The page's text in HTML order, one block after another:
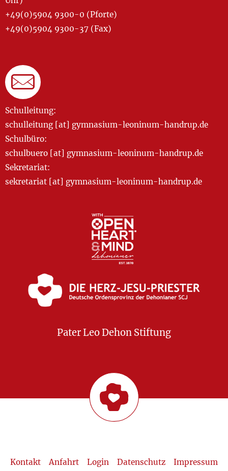
+49(0)5904 9300-0 (Pforte)
+49(0)5904 9300-37 (Fax)
Schulleitung:
schulleitung [at] gymnasium-leoninum-handrup.de
Schulbüro:
schulbuero [at] gymnasium-leoninum-handrup.de
Sekretariat:
sekretariat [at] gymnasium-leoninum-handrup.de
Pater Leo Dehon Stiftung
Kontakt Anfahrt Login Datenschutz Impressum